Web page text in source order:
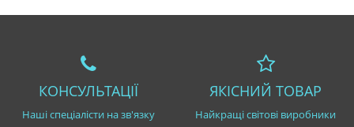
КОНСУЛЬТАЦІЇ
Наші спеціалісти на зв'язку
ЯКІСНИЙ ТОВАР
Найкращі світові виробники